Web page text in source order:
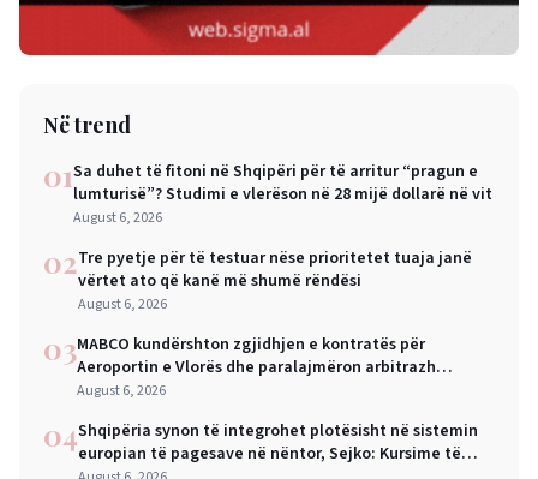
Në trend
01Sa duhet të fitoni në Shqipëri për të arritur “pragun e
lumturisë”? Studimi e vlerëson në 28 mijë dollarë në vit
August 6, 2026
02Tre pyetje për të testuar nëse prioritetet tuaja janë
vërtet ato që kanë më shumë rëndësi
August 6, 2026
03MABCO kundërshton zgjidhjen e kontratës për
Aeroportin e Vlorës dhe paralajmëron arbitrazh
ndërkombëtar
August 6, 2026
04Shqipëria synon të integrohet plotësisht në sistemin
europian të pagesave në nëntor, Sejko: Kursime të